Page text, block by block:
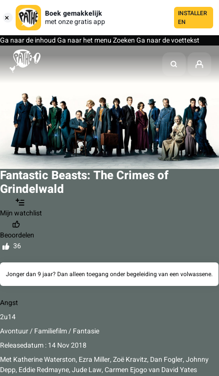
Boek gemakkelijk
met onze gratis app
INSTALLER
EN
Ga naar de inhoudGa naar het menuZoekenGa naar de voettekst
Fantastic Beasts: The Crimes of
Grindelwald
Mijn watchlist
Beoordelen
36
Jonger dan 9 jaar? Dan alleen toegang onder begeleiding van een volwassene.
Angst
2u14
Avontuur / Familiefilm / Fantasie
Releasedatum : 14 Nov 2018
Met Katherine Waterston, Ezra Miller, Zoë Kravitz, Dan Fogler, Johnny
Depp, Eddie Redmayne, Jude Law, Carmen Ejogovan David Yates